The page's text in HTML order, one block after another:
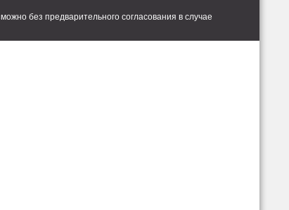
без предварительного согласования в случае